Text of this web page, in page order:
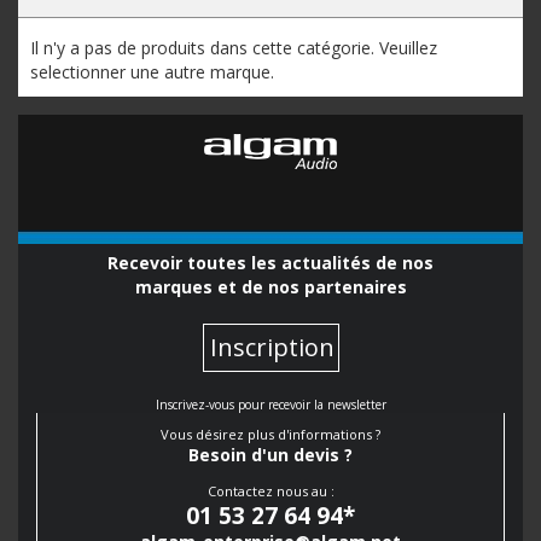
Il n'y a pas de produits dans cette catégorie. Veuillez
selectionner une autre marque.
Recevoir toutes les actualités de nos
marques et de nos partenaires
Inscription
Inscrivez-vous pour recevoir la newsletter
Vous désirez plus d'informations ?
Besoin d'un devis ?
Contactez nous au :
01 53 27 64 94*